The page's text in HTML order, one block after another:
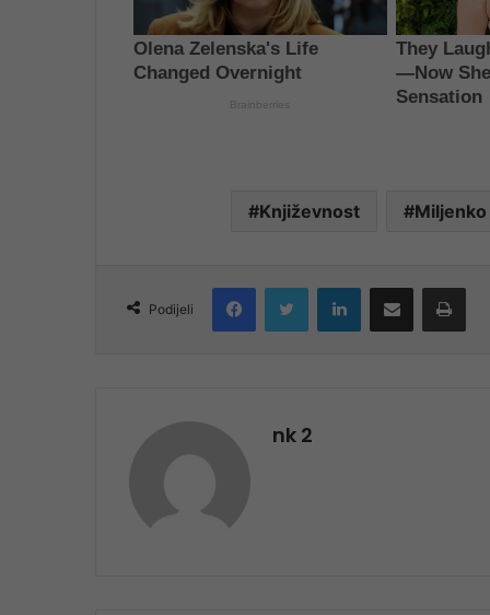
Književnost
Podijeli
FacebookTwitter LinkedInShare via Email Print
nk 2